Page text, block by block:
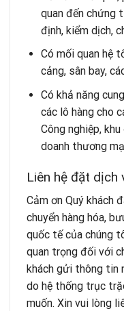
quan đến chứng
định, kiểm dịch,
Có mối quan hệ
cảng, sân bay,
Có khả năng
các lô hàng cho
Công nghiệp,
doanh thương
Liên hệ đặt dịch
Cảm ơn Quý khách
chuyển hàng hóa,
quốc tế của chúng
quan trọng đối với
khách gửi thông tin
do hệ thống trục
muốn. Xin vui lòng